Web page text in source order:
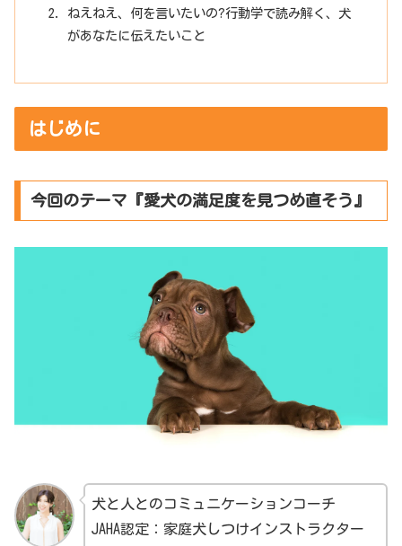
ねえねえ、何を言いたいの?行動学で読み解く、犬
があなたに伝えたいこと
はじめに
今回のテーマ『愛犬の満足度を見つめ直そう』
犬と人とのコミュニケーションコーチ
JAHA認定：家庭犬しつけインストラクター